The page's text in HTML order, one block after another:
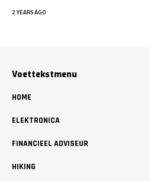
2 YEARS AGO
Voettekstmenu
HOME
ELEKTRONICA
FINANCIEEL ADVISEUR
HIKING